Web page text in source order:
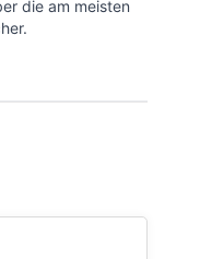
die am meisten